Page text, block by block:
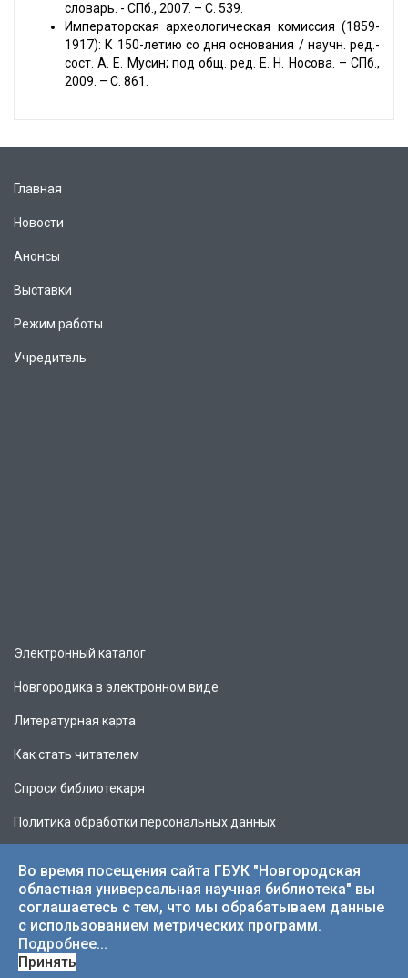
словарь. - СПб., 2007. – С. 539.
Императорская археологическая комиссия (1859-
1917): К 150-летию со дня основания / научн. ред.-
сост. А. Е. Мусин; под общ. ред. Е. Н. Носова. – СПб.,
2009. – С. 861.
Главная
Новости
Анонсы
Выставки
Режим работы
Учредитель
Электронный каталог
Новгородика в электронном виде
Литературная карта
Как стать читателем
Спроси библиотекаря
Политика обработки персональных данных
© 2026 НОУНБ.
Во время посещения сайта ГБУК "Новгородская
областная универсальная научная библиотека" вы
соглашаетесь с тем, что мы обрабатываем данные
с использованием метрических программ.
Подробнее...
Принять